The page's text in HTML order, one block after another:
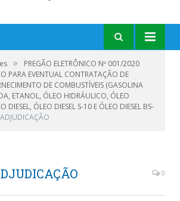
»
PREGÃO ELETRÔNICO Nº 001/2020
PARA EVENTUAL CONTRATAÇÃO DE
DE COMBUSTÍVEIS (GASOLINA
ETANOL, ÓLEO HIDRÁULICO, ÓLEO
DIESEL, ÓLEO DIESEL S-10 E ÓLEO DIESEL BS-
0